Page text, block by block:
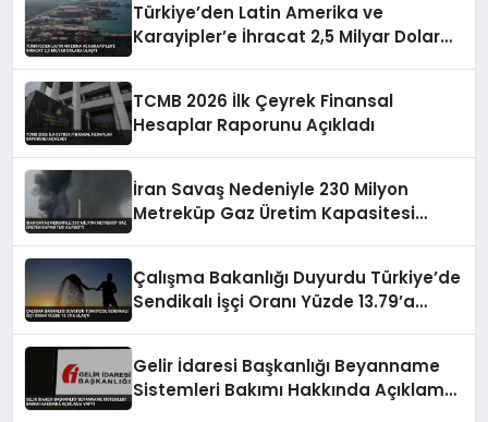
Türkiye’den Latin Amerika ve
Karayipler’e İhracat 2,5 Milyar Dolara
TCMB 2026 İlk Çeyrek Finansal
Hesaplar Raporunu Açıkladı
İran Savaş Nedeniyle 230 Milyon
Metreküp Gaz Üretim Kapasitesi
Çalışma Bakanlığı Duyurdu Türkiye’de
Sendikalı İşçi Oranı Yüzde 13.79’a
Gelir İdaresi Başkanlığı Beyanname
Sistemleri Bakımı Hakkında Açıklama